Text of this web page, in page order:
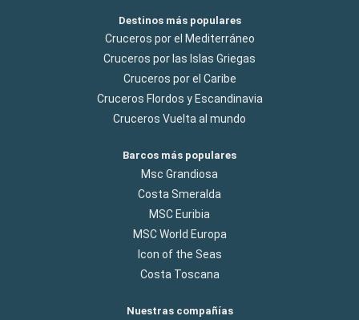
Destinos más populares
Cruceros por el Mediterráneo
Cruceros por las Islas Griegas
Cruceros por el Caribe
Cruceros Flordos y Escandinavia
Cruceros Vuelta al mundo
Barcos más populares
Msc Grandiosa
Costa Smeralda
MSC Euribia
MSC World Europa
Icon of the Seas
Costa Toscana
Nuestras compañías